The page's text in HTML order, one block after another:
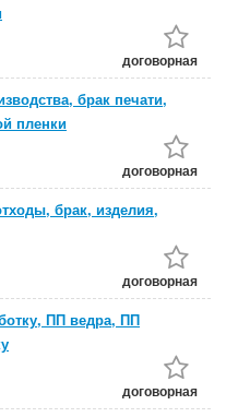
договорная
брак печати,
пленки
договорная
брак, изделия,
договорная
ПП ведра, ПП
договорная